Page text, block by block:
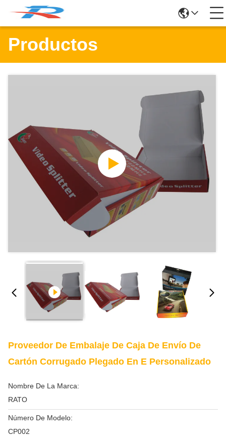
Productos
Proveedor De Embalaje De Caja De Envío De
Cartón Corrugado Plegado En E Personalizado
Nombre De La Marca:
RATO
Número De Modelo:
CP002